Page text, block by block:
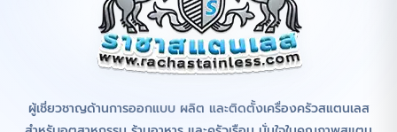
ผู้เชี่ยวชาญด้านการออกแบบ ผลิต และติดตั้งเครื่องครัวสแตนเลส